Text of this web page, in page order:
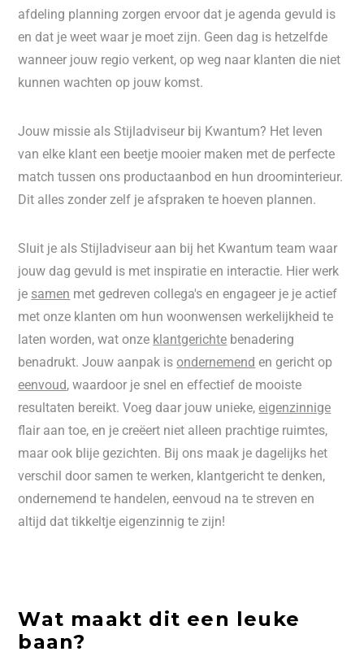
afdeling planning zorgen ervoor dat je agenda gevuld is
en dat je weet waar je moet zijn. Geen dag is hetzelfde
wanneer jouw regio verkent, op weg naar klanten die niet
kunnen wachten op jouw komst.
Jouw missie als Stijladviseur bij Kwantum? Het leven
van elke klant een beetje mooier maken met de perfecte
match tussen ons productaanbod en hun droominterieur.
Dit alles zonder zelf je afspraken te hoeven plannen.
Sluit je als Stijladviseur aan bij het Kwantum team waar
jouw dag gevuld is met inspiratie en interactie. Hier werk
je samen met gedreven collega's en engageer je je actief
met onze klanten om hun woonwensen werkelijkheid te
laten worden, wat onze klantgerichte benadering
benadrukt. Jouw aanpak isondernemend en gericht op
eenvoud, waardoor je snel en effectief de mooiste
resultaten bereikt. Voeg daar jouw unieke,eigenzinnige
flair aan toe, en je creëert niet alleen prachtige ruimtes,
maar ook blije gezichten. Bij ons maak je dagelijks het
verschil door samen te werken, klantgericht te denken,
ondernemend te handelen, eenvoud na te streven en
altijd dat tikkeltje eigenzinnig te zijn!
Wat maakt dit een leuke
baan?